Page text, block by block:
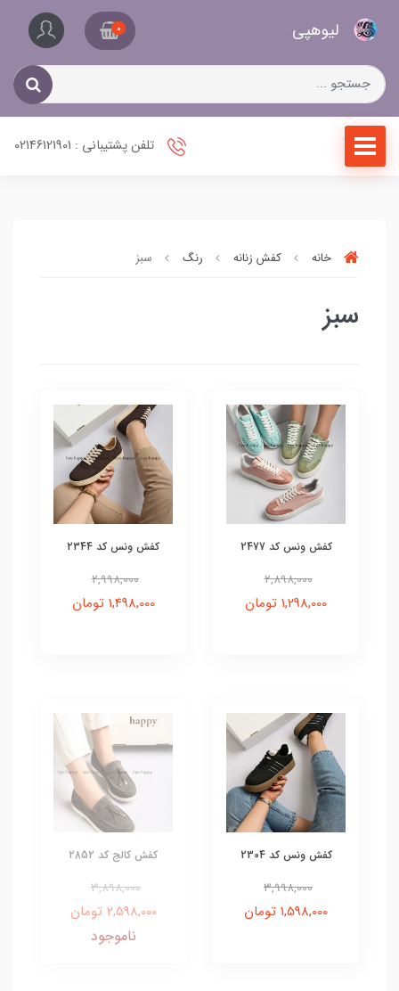
لیو‌هپی 0
تلفن پشتیبانی : 02146121901
خانه کفش زنانه رنگ سبز
سبز
کفش ونس کد 2477
2,898,000
1,298,000 تومان
کفش ونس کد 2344
2,998,000
1,498,000 تومان
کفش ونس کد 2304
3,998,000
1,598,000 تومان
کفش کالج کد 2852
3,898,000
2,598,000 تومان
ناموجود